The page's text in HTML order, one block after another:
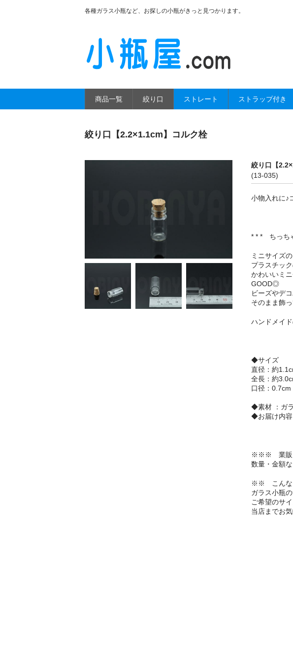
各種ガラス小瓶など、お探しの小瓶がきっと見つかります。
商品一覧 絞り口 ストレート ストラップ付き
絞り口【2.2×1.1cm】コルク栓
絞り口【
(13-035)
小物入れに♪
* * * ちっち
ミニサイズ
プラスチッ
かわいいミ
GOOD◎
ビーズやデ
そのまま飾
ハンドメイ
◆サイズ
直径：約
全長：約
口径：0.7cm
◆素材 ：ガ
◆お届け内容
※※※ 業販
数量・金額
※※ こんな
ガラス小瓶
ご希望のサ
当店までお